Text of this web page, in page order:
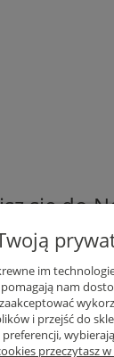
się do
ZAPISZ
im
nam
i przejść do
przeczytasz